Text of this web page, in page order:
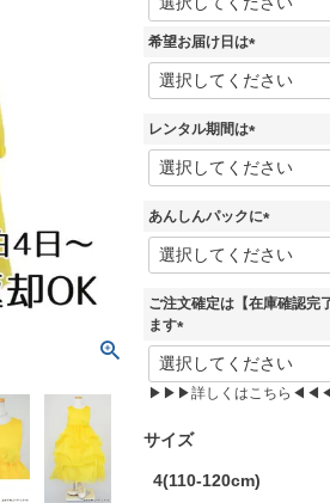
必
希望お届け日は
(
必
)
レンタル期間は
(
必
)
あんしんパックに
(
必
)
ご注文確定は【在庫確認完
ます
(
必
須
▶▶▶詳しくはこちら
サイズ
4(110-120cm)